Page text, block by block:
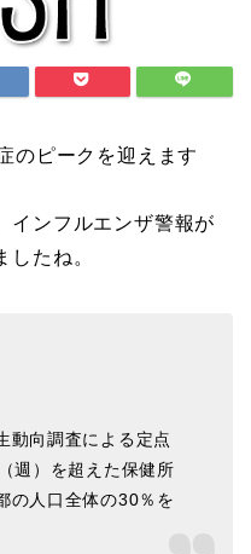
のピークを迎えます
インフルエンザ警報が
たね。
動向調査による定点
週）を超えた保健所
の人口全体の30％を